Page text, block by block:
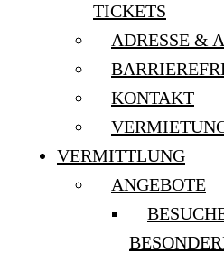
TICKETS
ADRESSE &
KONTAKT
VERMITTLUNG
ANGEBOTE